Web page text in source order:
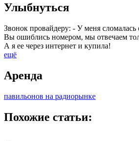
Улыбнуться
Звонок провайдеру: - У меня
Вы ошиблись номером, мы отвечаем
А я ее через интернет и купила!
ещё
Аренда
павильонов на радиорынке
Похожие статьи: